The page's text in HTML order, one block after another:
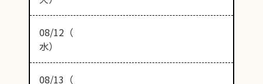
08/12（
水）
08/13（